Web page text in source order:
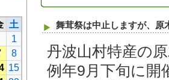
舞茸祭は中止しますが、原
丹波山村特産の
例年9月下旬に開